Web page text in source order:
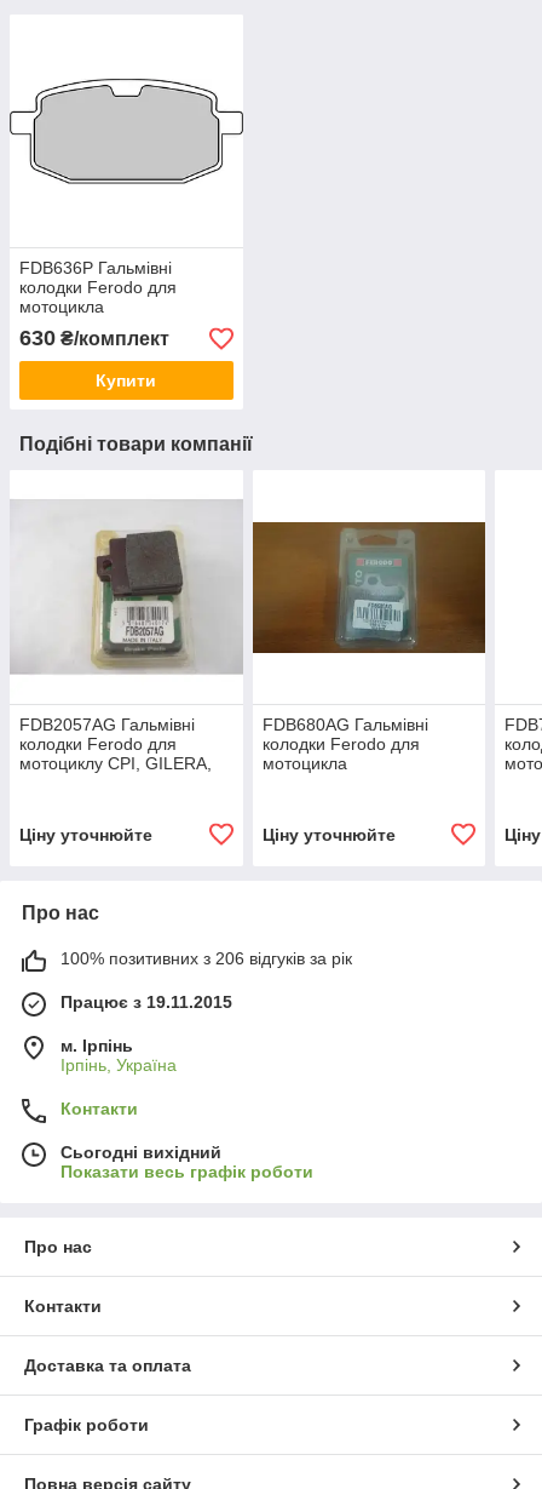
FDB636P Гальмівні
колодки Ferodo для
мотоцикла
YAMAHA.61x27x7,3 mm
(передні)
630 ₴/комплект
Купити
Подібні товари компанії
FDB2057AG Гальмівні
колодки Ferodo для
мотоциклу CPI, GILERA,
Ціну уточнюйте
FDB680AG Гальмівні
колодки Ferodo для
мотоцикла
Ціну уточнюйте
Про нас
100% позитивних з 206 відгуків за рік
Працює з 19.11.2015
м. Ірпінь
Ірпінь, Україна
Контакти
Сьогодні вихідний
Показати весь графік роботи
Про нас
Контакти
Доставка та оплата
Графік роботи
Повна версія сайту